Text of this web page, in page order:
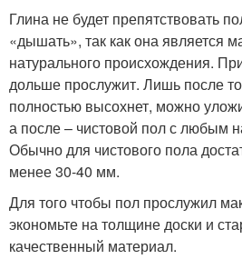
Глина не будет препятствовать
«дышать», так как она является
натурального происхождения.
дольше прослужит. Лишь после
полностью высохнет, можно
а после – чистовой пол с любым
Обычно для чистового пола
менее 30-40 мм.
Для того чтобы пол прослужил
экономьте на толщине доски и
качественный материал.